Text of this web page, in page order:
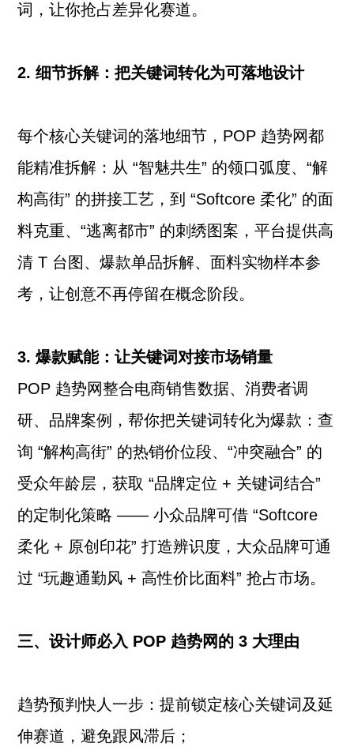
词，让你抢占差异化赛道。
2. 细节拆解：把关键词转化为可落地设计
每个核心关键词的落地细节，POP 趋势网都
能精准拆解：从 “智魅共生” 的领口弧度、“解
构高街” 的拼接工艺，到 “Softcore 柔化” 的面
料克重、“逃离都市” 的刺绣图案，平台提供高
清 T 台图、爆款单品拆解、面料实物样本参
考，让创意不再停留在概念阶段。
3. 爆款赋能：让关键词对接市场销量
POP 趋势网整合电商销售数据、消费者调
研、品牌案例，帮你把关键词转化为爆款：查
询 “解构高街” 的热销价位段、“冲突融合” 的
受众年龄层，获取 “品牌定位 + 关键词结合”
的定制化策略 —— 小众品牌可借 “Softcore
柔化 + 原创印花” 打造辨识度，大众品牌可通
过 “玩趣通勤风 + 高性价比面料” 抢占市场。
三、设计师必入 POP 趋势网的 3 大理由
趋势预判快人一步：提前锁定核心关键词及延
伸赛道，避免跟风滞后；